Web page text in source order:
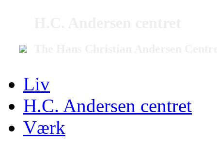
Liv
H.C. Andersen centret
Værk